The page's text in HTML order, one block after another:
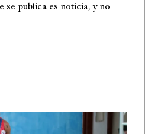
se publica es noticia, y no